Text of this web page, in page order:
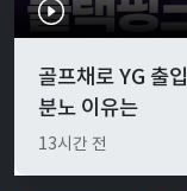
골프채로 YG 출
분노 이유는
13시간 전